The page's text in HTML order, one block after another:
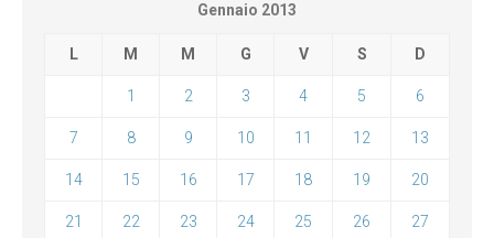
Gennaio 2013
L M M G V S D
1 2 3 4 5 6
7 8 9 10 11 12 13
14 15 16 17 18 19 20
21 22 23 24 25 26 27